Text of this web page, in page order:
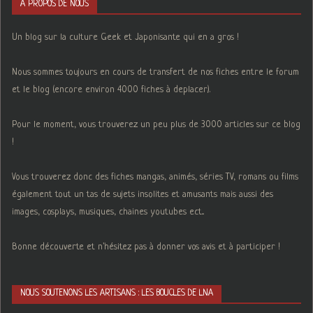
A PROPOS DE NOUS
Un blog sur la culture Geek et Japonisante qui en a gros !
Nous sommes toujours en cours de transfert de nos fiches entre le forum
et le blog (encore environ 4000 fiches à deplacer).
Pour le moment, vous trouverez un peu plus de 3000 articles sur ce blog
!
Vous trouverez donc des fiches mangas, animés, séries TV, romans ou films
également tout un tas de sujets insolites et amusants mais aussi des
images, cosplays, musiques, chaines youtubes ect...
Bonne découverte et n'hésitez pas à donner vos avis et à participer !
NOUS SOUTENONS LES ARTISANS : LES BOUCLES DE LNA